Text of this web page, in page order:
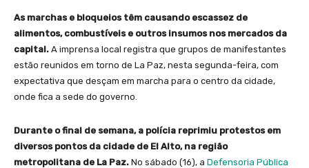
As marchas e bloqueios têm causando escassez de
alimentos, combustíveis e outros insumos nos mercados da
capital. A imprensa local registra que grupos de manifestantes
estão reunidos em torno de La Paz, nesta segunda-feira, com
expectativa que desçam em marcha para o centro da cidade,
onde fica a sede do governo.
Durante o final de semana, a polícia reprimiu protestos em
diversos pontos da cidade de El Alto, na região
metropolitana de La Paz. No sábado (16), a Defensoria Pública